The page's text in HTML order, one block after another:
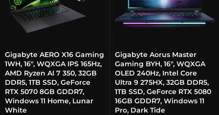
Gigabyte AERO X16 Gaming
1WH, 16″, WQXGA IPS 165Hz,
AMD Ryzen AI 7 350, 32GB
DDR5, 1TB SSD, GeForce
RTX 5070 8GB GDDR7,
Windows 11 Home, Lunar
White
Gigabyte Aorus Master
Gaming BYH, 16″, WQXGA
OLED 240Hz, Intel Core
Ultra 9 275HX, 32GB DDR5,
1TB SSD, GeForce RTX 5080
16GB GDDR7, Windows 11
Pro, Dark Tide